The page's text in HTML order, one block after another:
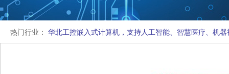
热门行业： 华北工控嵌入式计算机，支持人工智能、智慧医疗、机